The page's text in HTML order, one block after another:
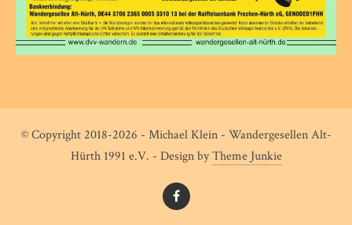
© Copyright 2018-2026 - Michael Klein - Wandergesellen Alt-
Hürth 1991 e.V. - Design byTheme Junkie